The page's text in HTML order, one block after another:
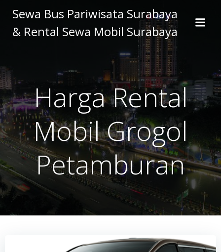
to
content
Sewa Bus Pariwisata Surabaya
& Rental Sewa Mobil Surabaya
Harga Rental
Mobil Grogol
Petamburan